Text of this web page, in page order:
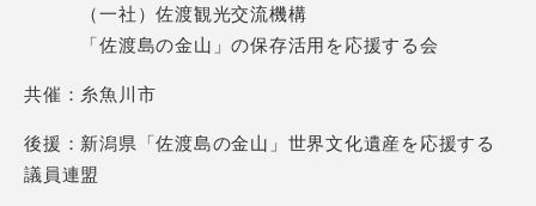
（一社）佐渡観光交流機構
「佐渡島の金山」の保存活用を応援する会
共催：糸魚川市
後援：新潟県「佐渡島の金山」世界文化遺産を応援する
議員連盟